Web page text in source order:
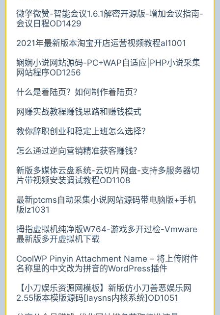
微擎微赞-智能会议1.6.1解密开源版-增加会议指南-
会议日程OD1429
2021年最新版本淘宝开店运营视频教程al1001
娴娴小说网站源码-PC+WAP自适应|PHP小说采集
网站程序OD1256
什么是着陆页？如何制作着陆页？
网赚实战教程赚钱思路和赚钱模式
教你辞职创业和稳定上班怎么选择？
怎么通过逆向营销精准获客赚钱？
新版多媒体云盘系统-云切片网盘-支持多服务器切
片带视频安装调试教程OD1108
最新ptcms自动采集小说网站源码带电脑版+手机
版lz1031
拇指虚拟机纯净版W764-游戏多开过检-Vmware
最新版多开虚拟机下载
CoolWP Pinyin Attachment Name – 将上传附件
名称里的中文改为拼音的WordPress插件
【小刀娱乐资源网模板】新版仿小刀善恶娱乐网
2.55版本模版源码[laysns内核系统]OD1051